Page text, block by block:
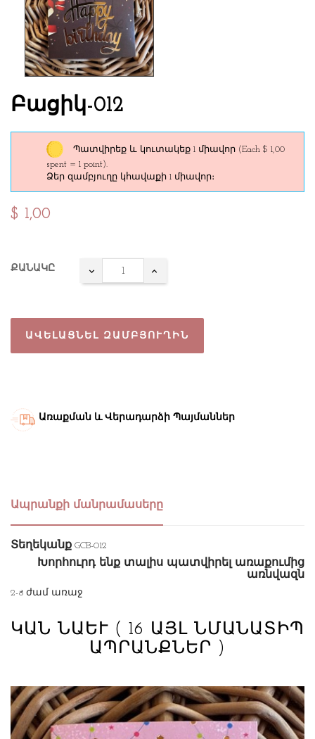
Բացիկ-012
Պատվիրեք և կուտակեք 1 միավոր (Each $ 1,00
spent = 1 point).
Ձեր զամբյուղը կհավաքի 1 միավոր։
$ 1,00
ՔԱՆԱԿԸ
ԱՎԵԼԱՑՆԵԼ ԶԱՄԲՅՈՒՂԻՆ
Առաքման և Վերադարձի Պայմաններ
Ապրանքի մանրամասերը
Տեղեկանք GCB-012
Խորհուրդ ենք տալիս պատվիրել առաքումից
առնվազն
2-8 ժամ առաջ
ԿԱՆ ՆԱԵՒ ( 16 ԱՅԼ ՆՄԱՆԱՏԻՊ
ԱՊՐԱՆՔՆԵՐ )